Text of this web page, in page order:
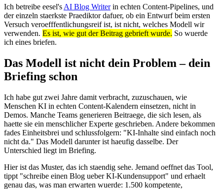
Ich betreibe eesel's AI Blog Writerin echten Content-Pipelines, und
der einzeln staerkste Praediktor dafuer, ob ein Entwurf beim ersten
Versuch veroefffentlichungsreif ist, ist nicht, welches Modell wir
verwenden. Es ist, wie gut der Beitrag gebrieft wurde. So wuerde
ich eines briefen.
Das Modell ist nicht dein Problem – dein
Briefing schon
Ich habe gut zwei Jahre damit verbracht, zuzuschauen, wie
Menschen KI in echten Content-Kalendern einsetzen, nicht in
Demos. Manche Teams generieren Beitraege, die sich lesen, als
haette sie ein menschlicher Experte geschrieben. Andere bekommen
fades Einheitsbrei und schlussfolgern: "KI-Inhalte sind einfach noch
nicht da." Das Modell darunter ist haeufig dasselbe. Der
Unterschied liegt im Briefing.
Hier ist das Muster, das ich staendig sehe. Jemand oeffnet das Tool,
tippt "schreibe einen Blog ueber KI-Kundensupport" und erhaelt
genau das, was man erwarten wuerde: 1.500 kompetente,